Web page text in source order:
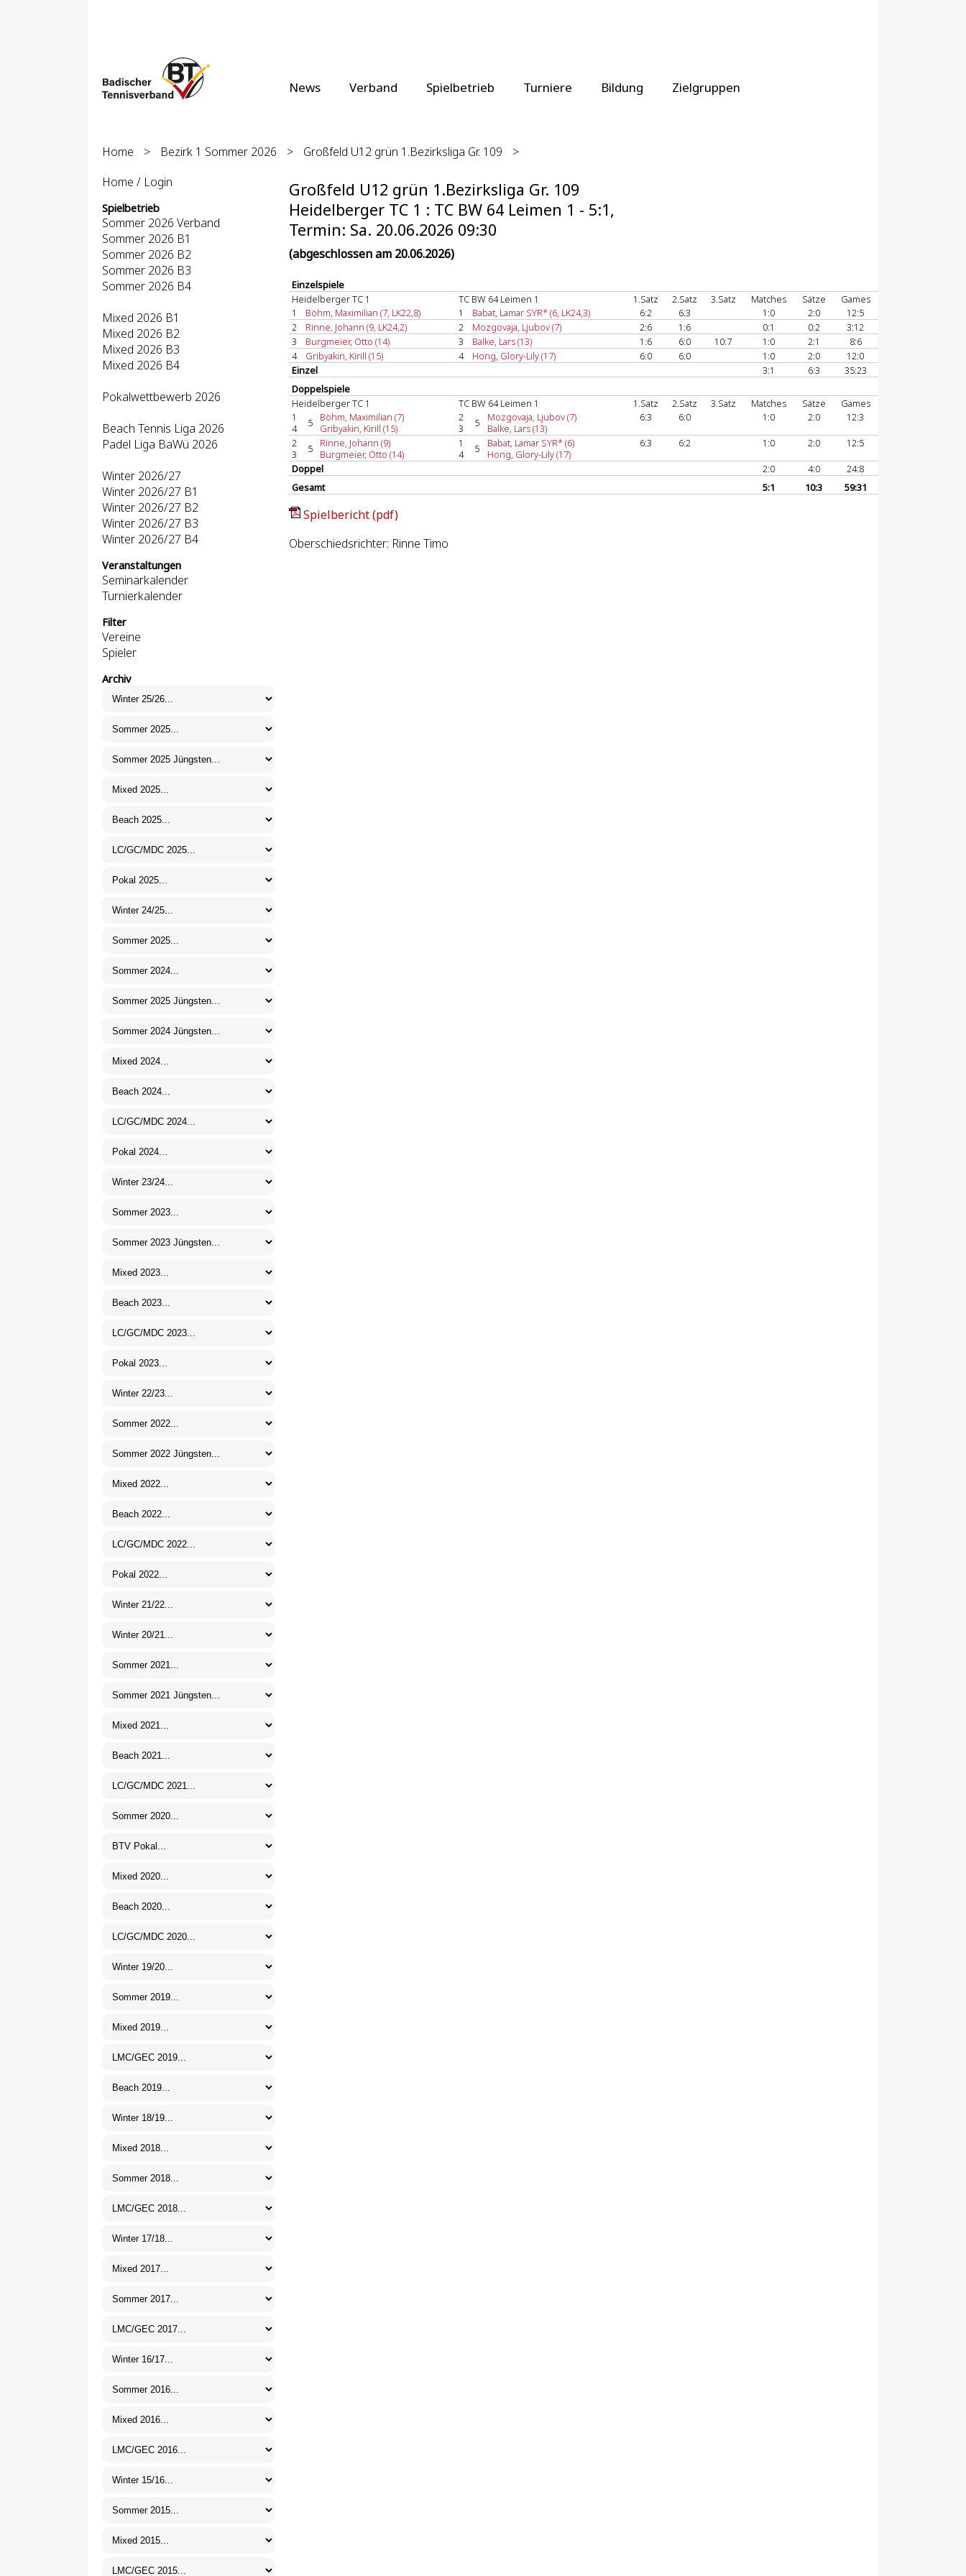
News Verband Spielbetrieb Turniere Bildung Zielgruppen
Home > Bezirk 1 Sommer 2026 > Großfeld U12 grün 1.Bezirksliga Gr. 109
>
Home / Login
Spielbetrieb
Sommer 2026 Verband
Sommer 2026 B1
Sommer 2026 B2
Sommer 2026 B3
Sommer 2026 B4
Mixed 2026 B1
Mixed 2026 B2
Mixed 2026 B3
Mixed 2026 B4
Pokalwettbewerb 2026
Beach Tennis Liga 2026
Padel Liga BaWü 2026
Winter 2026/27
Winter 2026/27 B1
Winter 2026/27 B2
Winter 2026/27 B3
Winter 2026/27 B4
Veranstaltungen
Seminarkalender
Turnierkalender
Filter
Vereine
Spieler
Archiv
Großfeld U12 grün 1.Bezirksliga Gr. 109
Heidelberger TC 1 : TC BW 64 Leimen 1 - 5:1,
Termin: Sa. 20.06.2026 09:30
(abgeschlossen am 20.06.2026)
Einzelspiele
Heidelberger TC 1
TC BW 64 Leimen 1 1.Satz 2.Satz 3.Satz Matches Sätze
Games
1
Böhm, Maximilian (7, LK22,8) 1 Babat, Lamar SYR* (6, LK24,3) 6:2 6:3 1:0 2:0
12:5
2
Rinne, Johann (9, LK24,2) 2 Mozgovaja, Ljubov (7) 2:6 1:6 0:1 0:2
3:12
3
Burgmeier, Otto (14) 3 Balke, Lars (13) 1:6 6:0 10:7 1:0 2:1
8:6
4
Gribyakin, Kirill (15) 4 Hong, Glory-Lily (17) 6:0 6:0 1:0 2:0
12:0
Einzel
3:1 6:3
35:23
Doppelspiele
Heidelberger TC 1
TC BW 64 Leimen 1 1.Satz 2.Satz 3.Satz Matches Sätze
Games
1
4
5
Böhm, Maximilian (7)
Gribyakin, Kirill (15)
2
3
5
Mozgovaja, Ljubov (7)
Balke, Lars (13)
6:3 6:0 1:0 2:0
12:3
2
3
5
Rinne, Johann (9)
Burgmeier, Otto (14)
1
4
5
Babat, Lamar SYR* (6)
Hong, Glory-Lily (17)
6:3 6:2 1:0 2:0
12:5
Doppel
2:0 4:0
24:8
Gesamt
5:1 10:3 59:31
Spielbericht (pdf)
Oberschiedsrichter: Rinne Timo